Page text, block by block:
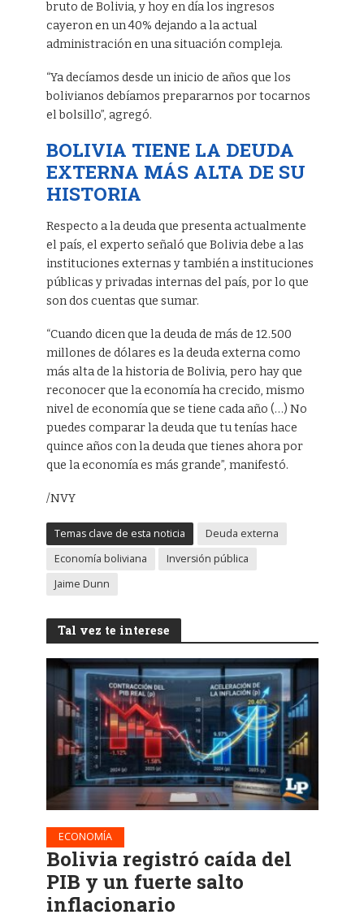
bruto de Bolivia, y hoy en día los ingresos
cayeron en un 40% dejando a la actual
administración en una situación compleja.
“Ya decíamos desde un inicio de años que los
bolivianos debíamos prepararnos por tocarnos
el bolsillo”, agregó.
BOLIVIA TIENE LA DEUDA
EXTERNA MÁS ALTA DE SU
HISTORIA
Respecto a la deuda que presenta actualmente
el país, el experto señaló que Bolivia debe a las
instituciones externas y también a instituciones
públicas y privadas internas del país, por lo que
son dos cuentas que sumar.
“Cuando dicen que la deuda de más de 12.500
millones de dólares es la deuda externa como
más alta de la historia de Bolivia, pero hay que
reconocer que la economía ha crecido, mismo
nivel de economía que se tiene cada año (…) No
puedes comparar la deuda que tu tenías hace
quince años con la deuda que tienes ahora por
que la economía es más grande”, manifestó.
/NVY
Temas clave de esta noticia
Deuda externa
Economía boliviana
Inversión pública
Jaime Dunn
Tal vez te interese
ECONOMÍA
Bolivia registró caída del
PIB y un fuerte salto
inflacionario